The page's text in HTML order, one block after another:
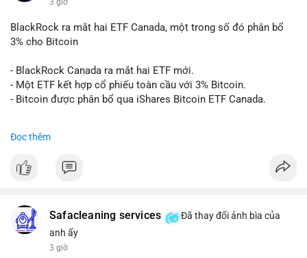
BlackRock ra mắt hai ETF Canada, một trong số đó phân bổ
3% cho Bitcoin
- BlackRock Canada ra mắt hai ETF mới.
- Một ETF kết hợp cổ phiếu toàn cầu với 3% Bitcoin.
- Bitcoin được phân bổ qua iShares Bitcoin ETF Canada.
📰 Nguồn: Cointelegraph
Đọc thêm
Safacleaning services
Đã thay đổi ảnh bìa của
anh ấy
3 giờ